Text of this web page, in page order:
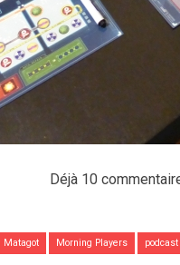
Déjà 10
Matagot Morning Players podcast